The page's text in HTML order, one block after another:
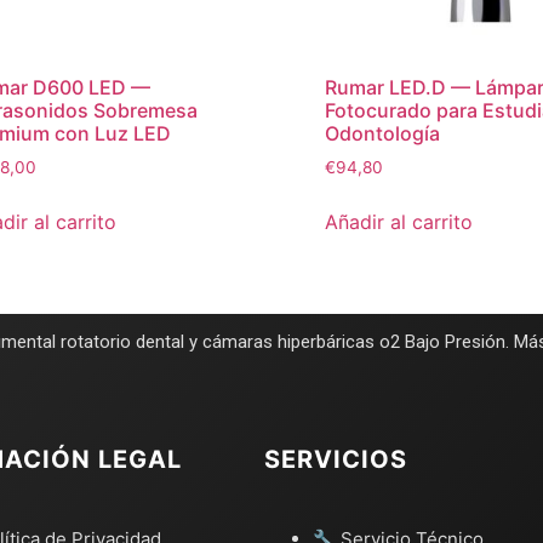
D600 LED —
Sobremesa
con Luz LED
al carrito
Rumar LED.D —
Fotocurado para
Odontología
€94,80
Añadir al carrito
rotatorio dental y cámaras hiperbáricas o2 Bajo Presión.
LEGAL SERVICIOS